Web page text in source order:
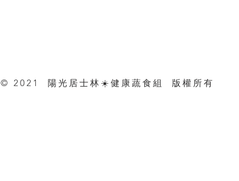
© 2021 陽光居士林☀️健康蔬食組 版權所有